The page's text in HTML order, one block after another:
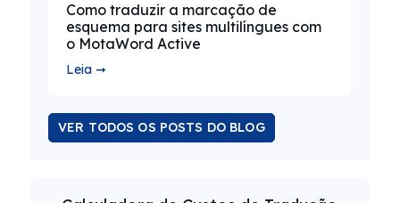
Como traduzir a marcação de
esquema para sites multilíngues com
o MotaWord Active
Leia ➞
VER TODOS OS POSTS DO BLOG